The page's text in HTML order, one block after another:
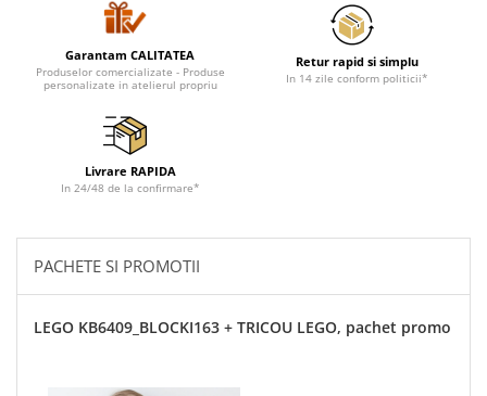
Garantam CALITATEA
Produselor comercializate - Produse
personalizate in atelierul propriu
Retur rapid si simplu
In 14 zile conform politicii*
Livrare RAPIDA
In 24/48 de la confirmare*
PACHETE SI PROMOTII
LEGO KB6409_BLOCKI163 + TRICOU LEGO, pachet promo